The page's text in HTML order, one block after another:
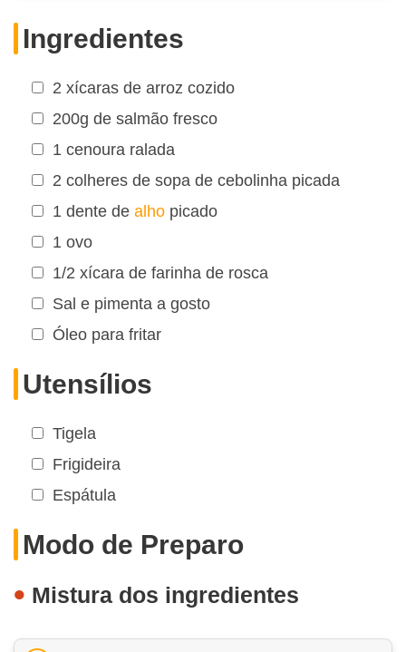
Ingredientes
2 xícaras de arroz cozido
200g de salmão fresco
1 cenoura ralada
2 colheres de sopa de cebolinha picada
1 dente de alho picado
1 ovo
1/2 xícara de farinha de rosca
Sal e pimenta a gosto
Óleo para fritar
Utensílios
Tigela
Frigideira
Espátula
Modo de Preparo
Mistura dos ingredientes